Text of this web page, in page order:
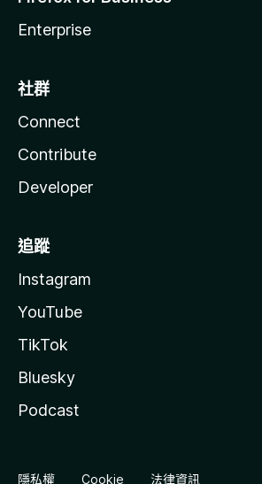
Enterprise
社群
Connect
Contribute
Developer
追蹤
Instagram
YouTube
TikTok
Bluesky
Podcast
隱私權 Cookie 法律資訊